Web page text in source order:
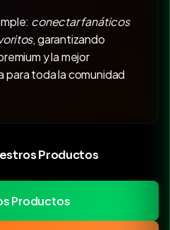
conectar fanáticos
, garantizando
y la mejor
para toda la comunidad
Productos
Productos